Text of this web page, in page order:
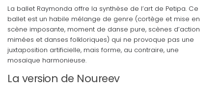
La ballet Raymonda offre la synthèse de l’art de Petipa. Ce
ballet est un habile mélange de genre (cortège et mise en
scène imposante, moment de danse pure, scènes d’action
mimées et danses folkloriques) qui ne provoque pas une
juxtaposition artificielle, mais forme, au contraire, une
mosaïque harmonieuse.
La version de Noureev